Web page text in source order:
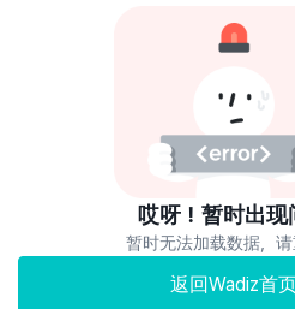
哎呀！暂时出现
暂时无法加载数据，请
返回Wadiz首